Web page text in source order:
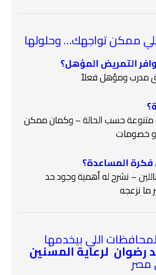
اللي ممكن تواجهك… وحلولها
التمريض المؤهل؟
مدرب ومؤهل فعلاً
متنوعة حسب الحالة – وكمان ممكن
خصومات
المساعدة؟
– نشرح له أهمية وجود حد
نزعجه
اللي بيخدمها
رضوان لرعاية المسنين
مصر